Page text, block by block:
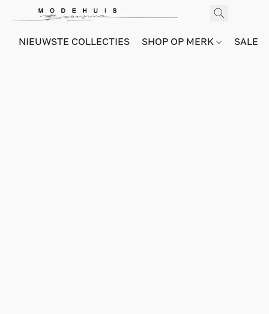
NIEUWSTE COLLECTIES SHOP OP MERK SALE